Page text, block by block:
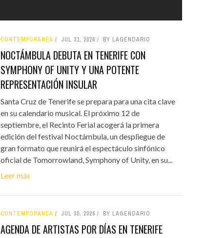
CONTEMPORÁNEA JUL 31, 2026 BY LAGENDARIO
NOCTÁMBULA DEBUTA EN TENERIFE CON
SYMPHONY OF UNITY Y UNA POTENTE
REPRESENTACIÓN INSULAR
Santa Cruz de Tenerife se prepara para una cita clave
en su calendario musical. El próximo 12 de
septiembre, el Recinto Ferial acogerá la primera
edición del festival Noctámbula, un despliegue de
gran formato que reunirá el espectáculo sinfónico
oficial de Tomorrowland, Symphony of Unity, en su...
Leer más
CONTEMPORÁNEA JUL 30, 2026 BY LAGENDARIO
AGENDA DE ARTISTAS POR DÍAS EN TENERIFE